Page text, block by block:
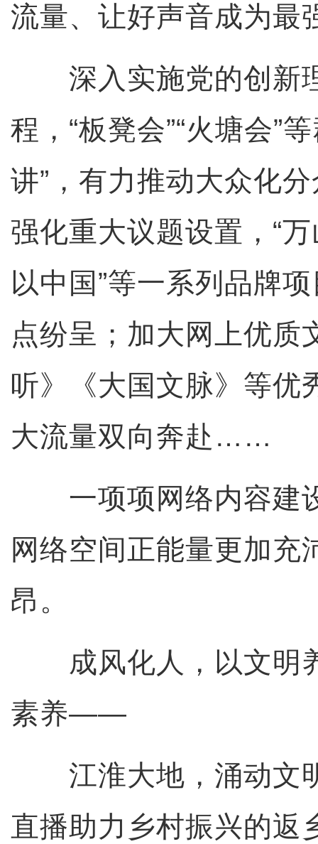
流量、让好声音成为最
深入实施党的创新
程，“板凳会”“火塘会”
讲”，有力推动大众化
强化重大议题设置，“
以中国”等一系列品牌
点纷呈；加大网上优质
听》《大国文脉》等优
大流量双向奔赴……
一项项网络内容建
网络空间正能量更加充
昂。
成风化人，以文明
素养——
江淮大地，涌动文
直播助力乡村振兴的返